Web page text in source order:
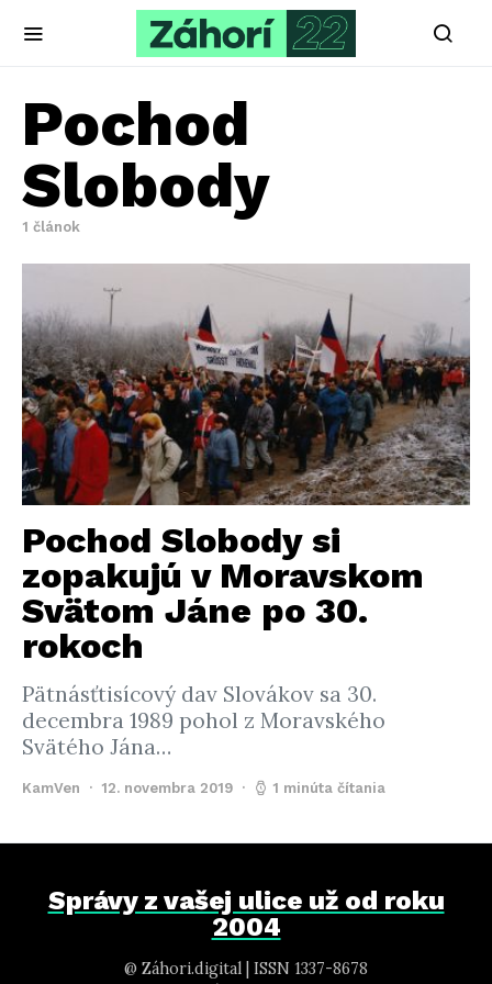
Pochod
Slobody
1 článok
Pochod Slobody si
zopakujú v Moravskom
Svätom Jáne po 30.
rokoch
Pätnásťtisícový dav Slovákov sa 30.
decembra 1989 pohol z Moravského
Svätého Jána…
KamVen 12. novembra 2019 1 minúta čítania
Správy z vašej ulice už od roku
2004
@ Záhori.digital | ISSN 1337-8678